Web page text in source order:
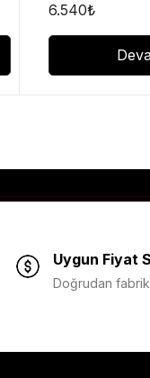
6.540₺
Uygun Fiyat
Doğrudan